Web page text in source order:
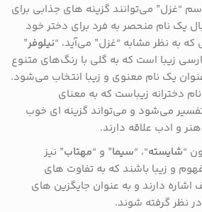
“غزل” می‌توانند گزینه‌ های جذابی برای
یک نام منحصر به فرد برای دختر خود
به نظر مشابه “غزل” می‌آید، “نیلوفر”
زیبا است که به گلی با رنگ‌های متنوع
یک نام معنوی و زیبا انتخاب می‌شود.
دخترانه زیباست که به معنای
تفسیر می‌شود و می‌تواند گزینه ‌ای خوب
و ادب علاقه دارند.
“شایسته“، “سیما” و “مهتاب” نیز
و زیبا باشند که به تفاوت ‌های
دارند و به عنوان جایگزین ‌های
نظر گرفته شوند.